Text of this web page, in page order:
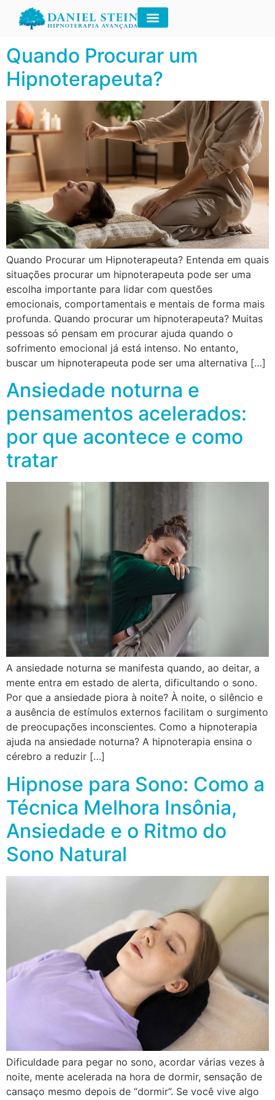
Tag:insônia
Quando Procurar um
Hipnoterapeuta?
Quando Procurar um Hipnoterapeuta? Entenda em quais
situações procurar um hipnoterapeuta pode ser uma
escolha importante para lidar com questões
emocionais, comportamentais e mentais de forma mais
profunda. Quando procurar um hipnoterapeuta? Muitas
pessoas só pensam em procurar ajuda quando o
sofrimento emocional já está intenso. No entanto,
buscar um hipnoterapeuta pode ser uma alternativa […]
Ansiedade noturna e
pensamentos acelerados:
por que acontece e como
tratar
A ansiedade noturna se manifesta quando, ao deitar, a
mente entra em estado de alerta, dificultando o sono.
Por que a ansiedade piora à noite? À noite, o silêncio e
a ausência de estímulos externos facilitam o surgimento
de preocupações inconscientes. Como a hipnoterapia
ajuda na ansiedade noturna? A hipnoterapia ensina o
cérebro a reduzir […]
Hipnose para Sono: Como a
Técnica Melhora Insônia,
Ansiedade e o Ritmo do
Sono Natural
Dificuldade para pegar no sono, acordar várias vezes à
noite, mente acelerada na hora de dormir, sensação de
cansaço mesmo depois de “dormir”. Se você vive algo